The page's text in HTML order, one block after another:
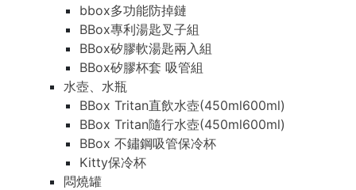
bbox多功能防掉鏈
BBox專利湯匙叉子組
BBox矽膠軟湯匙兩入組
BBox矽膠杯套 吸管組
水壺、水瓶
BBox Tritan直飲水壺(450ml600ml)
BBox Tritan隨行水壺(450ml600ml)
BBox 不鏽鋼吸管保冷杯
Kitty保冷杯
悶燒罐